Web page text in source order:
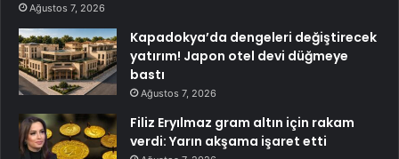
Ağustos 7, 2026
Kapadokya’da dengeleri değiştirecek
yatırım! Japon otel devi düğmeye
bastı
Ağustos 7, 2026
Filiz Eryılmaz gram altın için rakam
verdi: Yarın akşama işaret etti